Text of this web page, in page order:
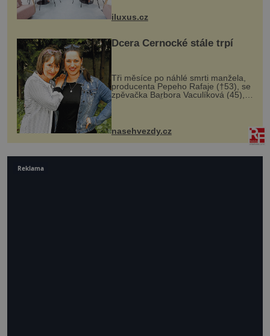
budov Media...
iluxus.cz
Dcera Černocké stále trpí
Tři měsíce po náhlé smrti manžela,
producenta Pepeho Rafaje (†53), se
zpěvačka Barbora Vaculíková (45),
dcera Petry Černocké (75), poprvé
ozvala veřejnosti. Na sociální síti
sdílela, že se snaží fung...
nasehvezdy.cz
Reklama